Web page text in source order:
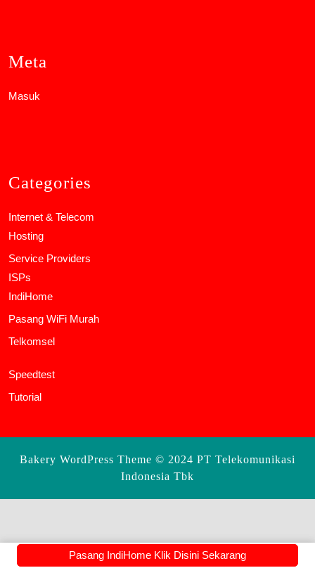
Meta
Masuk
Categories
Internet & Telecom
Hosting
Service Providers
ISPs
IndiHome
Pasang WiFi Murah
Telkomsel
Speedtest
Tutorial
Bakery WordPress Theme © 2024 PT Telekomunikasi
Indonesia Tbk
Pasang IndiHome Klik Disini Sekarang